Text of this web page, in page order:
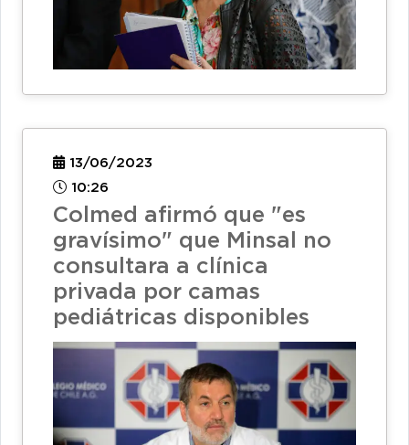
13/06/2023
10:26
Colmed afirmó que "es
gravísimo" que Minsal no
consultara a clínica
privada por camas
pediátricas disponibles